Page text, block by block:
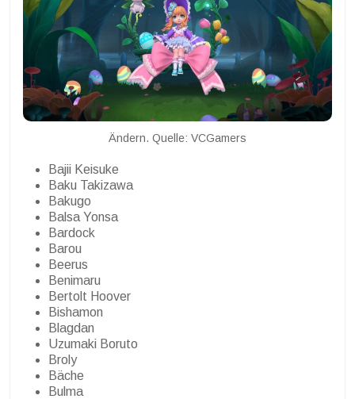
Ändern. Quelle: VCGamers
Bajii Keisuke
Baku Takizawa
Bakugo
Balsa Yonsa
Bardock
Barou
Beerus
Benimaru
Bertolt Hoover
Bishamon
Blagdan
Uzumaki Boruto
Broly
Bäche
Bulma